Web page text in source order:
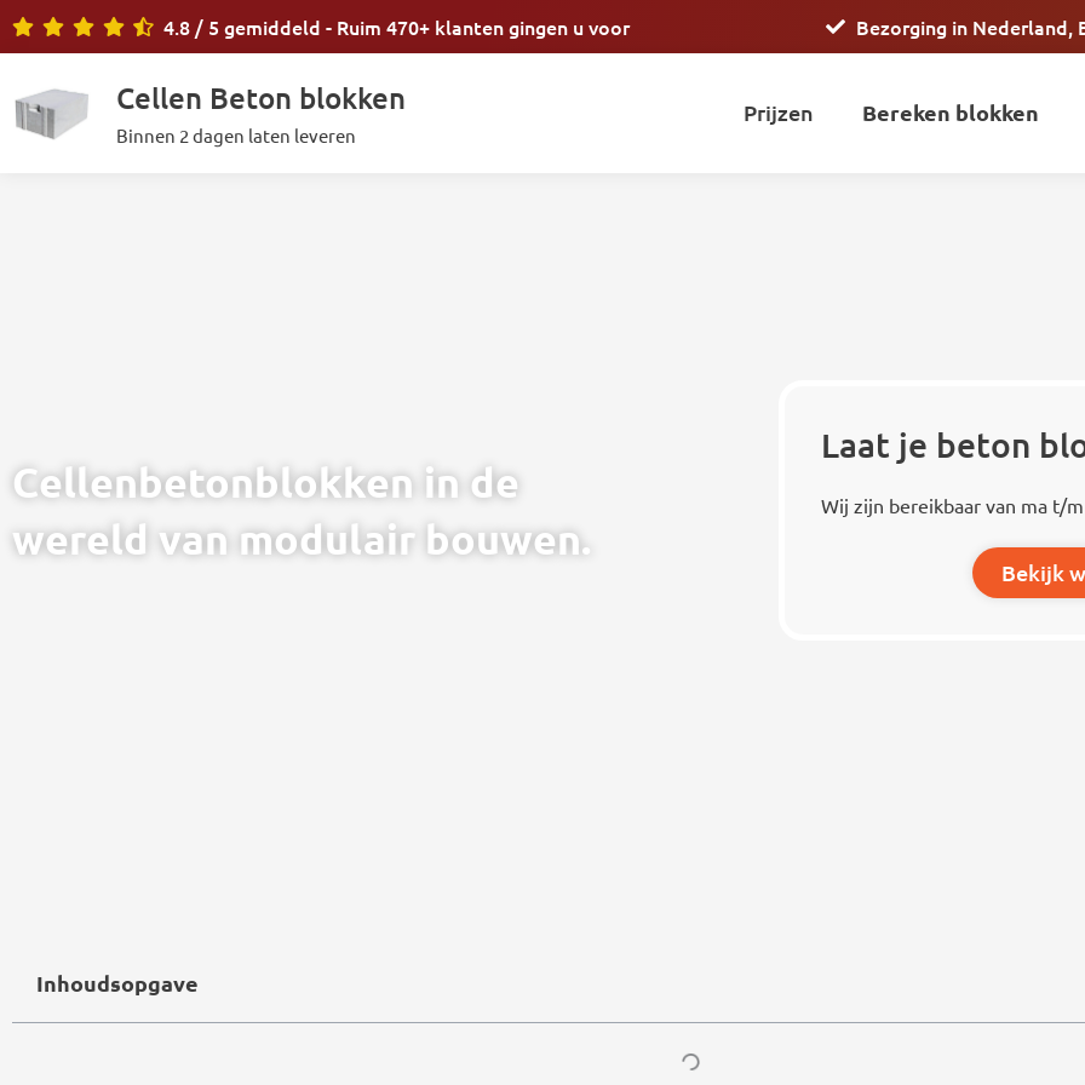
Ga
naar
inhoud
4.8 / 5 gemiddeld - Ruim 470+ klanten gingen u voor Bezorging in Nederland,
Cellen Beton blokken
Binnen 2 dagen laten leveren
Prijzen Bereken blokken
Cellenbetonblokken in de
wereld van modulair bouwen.
Laat je beton
Wij zijn bereikbaar van ma t/
Bekijk
Inhoudsopgave